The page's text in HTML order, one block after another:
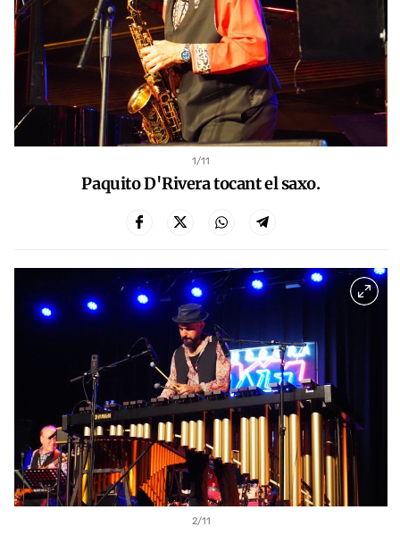
1/11
Paquito D'Rivera tocant el saxo.
2/11